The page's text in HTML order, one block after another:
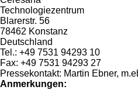
Technologiezentrum
Blarerstr. 56
78462 Konstanz
Deutschland
Tel.: +49 7531 94293 10
Fax: +49 7531 94293 27
Pressekontakt: Martin Ebner,
Anmerkungen: